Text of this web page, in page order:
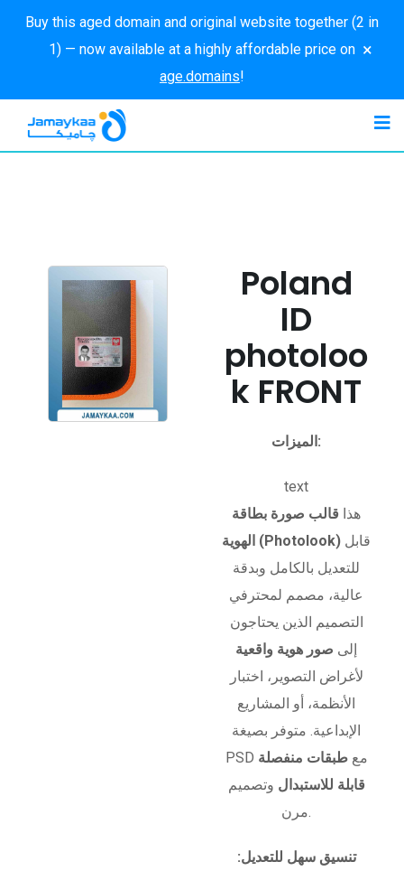
Buy this aged domain and original website together (2 in
1) — now available at a highly affordable price on
age.domains!
×
Poland
ID
photoloo
k FRONT
الميزات:
text
هذا قالب صورة بطاقة
الهوية (Photolook)
للتعديل بالكامل وبدقة
عالية، مصمم لمحترفي
التصميم الذين يحتاجون
إلى صور هوية واقعية
لأغراض التصوير، اختبار
الأنظمة، أو المشاريع
الإبداعية. متوفر بصيغة
PSD معطبقات منفصلة
قابلة للاستبدال وتصميم
مرن.
تنسيق سهل للتعديل: